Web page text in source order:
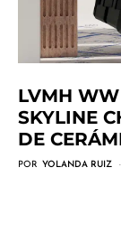
LVMH
SKYLINE
DE
POR YOLANDA RUIZ